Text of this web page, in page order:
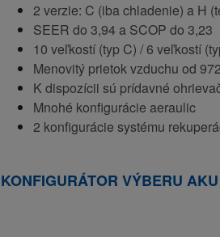
2 verzie: C (iba chladenie) a H
SEER do 3,94 a SCOP do 3,23
10 veľkostí (typ C) / 6 veľkostí
Menovitý prietok vzduchu od
K dispozícii sú prídavné
Mnohé konfigurácie aeraulic
2 konfigurácie systému
KONFIGURÁTOR VÝBERU AKU